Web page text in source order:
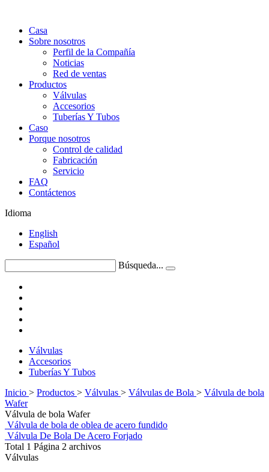
Casa
Sobre nosotros
Perfil de la Compañía
Noticias
Red de ventas
Productos
Válvulas
Accesorios
Tuberías Y Tubos
Caso
Porque nosotros
Control de calidad
Fabricación
Servicio
FAQ
Contáctenos
Idioma
English
Español
Búsqueda...
Válvulas
Accesorios
Tuberías Y Tubos
Inicio > Productos > Válvulas > Válvulas de Bola > Válvula de bola
Wafer
Válvula de bola Wafer
Válvula de bola de oblea de acero fundido
Válvula De Bola De Acero Forjado
Total 1 Página 2 archivos
Válvulas